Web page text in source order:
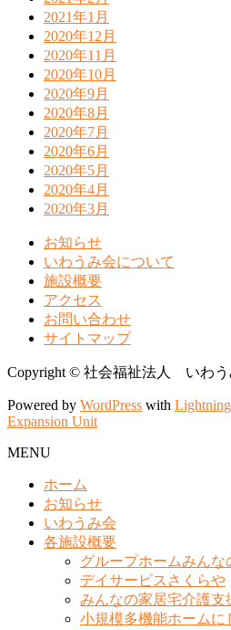
2021年1月
2020年12月
2020年11月
2020年10月
2020年9月
2020年8月
2020年7月
2020年6月
2020年5月
2020年4月
2020年3月
お知らせ
いわうみ会について
施設概要
アクセス
お問い合わせ
サイトマップ
Copyright © 社会福祉法人 いわう
Powered by WordPress with
Expansion Unit
MENU
ホーム
お知らせ
いわうみ会
各施設概要
グループホームみんな
デイサービスさくらや
みんなの家居宅介護支
小規模多機能ホームに